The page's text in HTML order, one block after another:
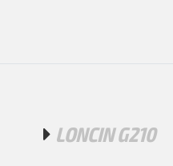
LONCIN G210